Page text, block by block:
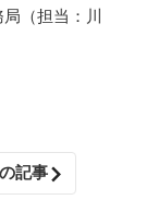
（担当：川
記事